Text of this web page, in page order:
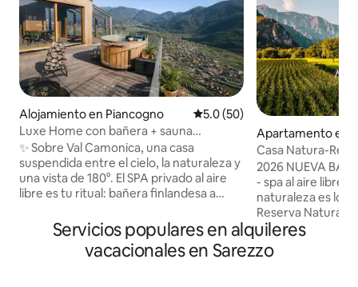
Alojamiento en Piancogno Calificación promedio: 5.0 de
5.0 (50)
Luxe Home con bañera + sauna
suspendida en la montaña
✨ Sobre Val Camonica, una casa
suspendida entre el cielo, la naturaleza y
una vista de 180°. El SPA privado al aire
libre es tu ritual: bañera finlandesa a
bajo las estrellas. 🛏️ Suite king + loft
doble, 🛋️ Sala de estar acristalada con
vista al valle, 🍳 Cocina prémium, 📶 Wifi
Apartamento en
e sul Garda
Casa Natura-
Bondo
2026 NUEVA
- spa al aire libre
naturaleza es lo
Reserva Natural
entre los vastos
bosques con
Lejos de las
Servicios populares en alquileres
vacacionales en Sarezzo